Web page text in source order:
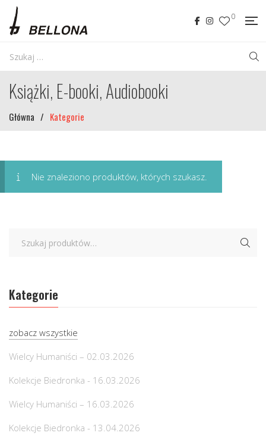
0
Książki, E-booki, Audiobooki
Główna / Kategorie
Nie znaleziono produktów, których szukasz.
Kategorie
zobacz wszystkie
Wielcy Humaniści – 02.03.2026
Kolekcje Biedronka - 16.03.2026
Wielcy Humaniści – 16.03.2026
Kolekcje Biedronka - 13.04.2026